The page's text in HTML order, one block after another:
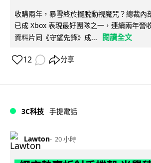
收購兩年，暴雪終於擺脫動視魔咒？總裁內
已成 Xbox 表現最好團隊之一，連續兩年營
資料片同《守望先鋒》成...
閱讀全文
12 分享
3C科技 手提電話
Lawton 20 小時